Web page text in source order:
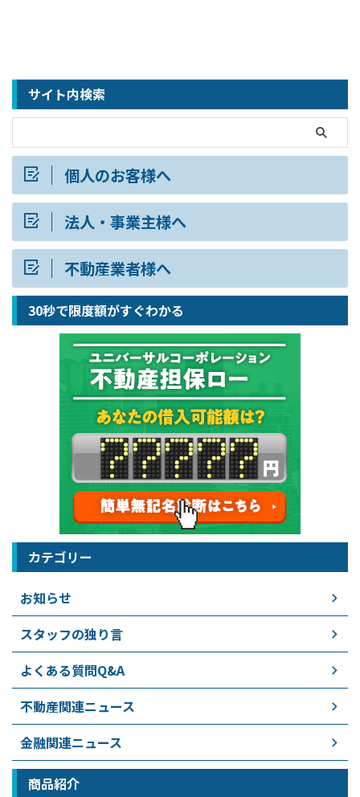
サイト内検索
個人のお客様へ
法人・事業主様へ
不動産業者様へ
30秒で限度額がすぐわかる
カテゴリー
お知らせ
スタッフの独り言
よくある質問Q&A
不動産関連ニュース
金融関連ニュース
商品紹介